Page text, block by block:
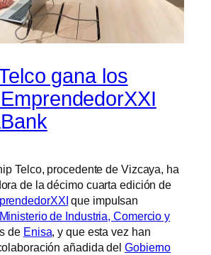
gana los
Telco, procedente de Vizcaya, ha
de la décimo cuarta edición de
que impulsan
Ministerio de Industria, Comercio y
de Enisa, y que esta vez han
añadida del Gobierno